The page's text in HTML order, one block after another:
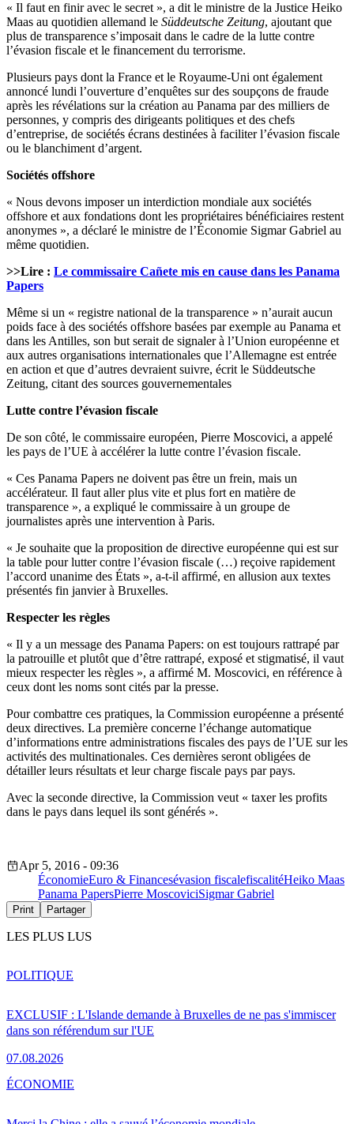
« Il faut en finir avec le secret », a dit le ministre de la Justice Heiko
Maas au quotidien allemand le Süddeutsche Zeitung, ajoutant que
plus de transparence s’imposait dans le cadre de la lutte contre
l’évasion fiscale et le financement du terrorisme.
Plusieurs pays dont la France et le Royaume-Uni ont également
annoncé lundi l’ouverture d’enquêtes sur des soupçons de fraude
après les révélations sur la création au Panama par des milliers de
personnes, y compris des dirigeants politiques et des chefs
d’entreprise, de sociétés écrans destinées à faciliter l’évasion fiscale
ou le blanchiment d’argent.
Sociétés offshore
« Nous devons imposer un interdiction mondiale aux sociétés
offshore et aux fondations dont les propriétaires bénéficiaires restent
anonymes », a déclaré le ministre de l’Économie Sigmar Gabriel au
même quotidien.
>>Lire : Le commissaire Cañete mis en cause dans les Panama
Papers
Même si un « registre national de la transparence » n’aurait aucun
poids face à des sociétés offshore basées par exemple au Panama et
dans les Antilles, son but serait de signaler à l’Union européenne et
aux autres organisations internationales que l’Allemagne est entrée
en action et que d’autres devraient suivre, écrit le Süddeutsche
Zeitung, citant des sources gouvernementales
Lutte contre l’évasion fiscale
De son côté, le commissaire européen, Pierre Moscovici, a appelé
les pays de l’UE à accélérer la lutte contre l’évasion fiscale.
« Ces Panama Papers ne doivent pas être un frein, mais un
accélérateur. Il faut aller plus vite et plus fort en matière de
transparence », a expliqué le commissaire à un groupe de
journalistes après une intervention à Paris.
« Je souhaite que la proposition de directive européenne qui est sur
la table pour lutter contre l’évasion fiscale (…) reçoive rapidement
l’accord unanime des États », a-t-il affirmé, en allusion aux textes
présentés fin janvier à Bruxelles.
Respecter les règles
« Il y a un message des Panama Papers: on est toujours rattrapé par
la patrouille et plutôt que d’être rattrapé, exposé et stigmatisé, il vaut
mieux respecter les règles », a affirmé M. Moscovici, en référence à
ceux dont les noms sont cités par la presse.
Pour combattre ces pratiques, la Commission européenne a présenté
deux directives. La première concerne l’échange automatique
d’informations entre administrations fiscales des pays de l’UE sur les
activités des multinationales. Ces dernières seront obligées de
détailler leurs résultats et leur charge fiscale pays par pays.
Avec la seconde directive, la Commission veut « taxer les profits
dans le pays dans lequel ils sont générés ».
Apr 5, 2016 - 09:36
ÉconomieEuro & Financesévasion fiscalefiscalitéHeiko Maas
Panama PapersPierre MoscoviciSigmar Gabriel
Print Partager
LES PLUS LUS
EXCLUSIF : L'Islande demande à Bruxelles de ne pas s'immiscer
dans son référendum sur l'UE
07.08.2026
POLITIQUE
ÉCONOMIE